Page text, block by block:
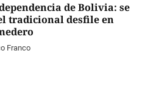
de Bolivia: se
tradicional desfile en
Franco